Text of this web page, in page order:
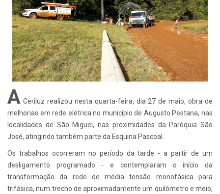
A Ceriluz realizou nesta quarta-feira, dia 27 de maio, obra de
melhorias em rede elétrica no município de Augusto Pestana, nas
localidades de São Miguel, nas proximidades da Paróquia São
José, atingindo também parte da Esquina Pascoal.
Os trabalhos ocorreram no período da tarde - a partir de um
desligamento programado - e contemplaram o início da
transformação da rede de média tensão monofásica para
trifásica, num trecho de aproximadamente um quilômetro e meio,